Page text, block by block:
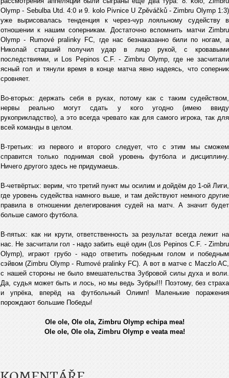
Olymp - Sebulba Utd. 4:0 и 9. kolo Pivnice U Zpěváčků - Zimbru Olymp 1:3)
уже вырисовалась тенденция к через-чур лояльному судейству в
отношении к нашим соперникам. Достаточно вспомнить матчи Zimbru
Olymp - Rumové pralinky FC, где нас безнаказанно били по ногам, а
Николай старший получил удар в лицо рукой, с кровавыми
последствиями, и Los Pepinos C.F. - Zimbru Olymp, где не засчитали
ясный гол и тянули время в конце матча явно надеясь, что соперник
сровняет.
Во-вторых: держать себя в руках, потому как с таким судейством,
нервы реально могут сдать у кого угодно (имею ввиду
рукоприкладство), а это всегда чревато как для самого игрока, так для
всей команды в целом.
В-третьих: из первого и второго следует, что с этим мы сможем
справится только поднимая свой уровень футбола и дисциплину.
Ничего другого здесь не придумаешь.
В-четвёртых: верим, что третий пункт мы осилим и дойдём до 1-ой Лиги,
где уровень судейства намного выше, и там действуют немного другие
правила в отношении делегирования судей на матч. А значит будет
больше самого футбола.
В-пятых: как ни крути, ответственность за результат всегда лежит на
нас. Не засчитали гол - надо забить ещё один (Los Pepinos C.F. - Zimbru
Olymp), играют грубо - надо ответить победным голом и победным
сэйвом (Zimbru Olymp - Rumové pralinky FC). А вот в матче с Maczlo AC,
с нашей стороны не было вмешательства Зубровой силы духа и воли.
Да, судья может быть и лось, но мы ведь Зубры!!! Поэтому, без страха
и упрёка, вперёд на футбольный Олимп! Маленькие поражения
порождают большие Победы!
Ole ole, Ole ola, Zimbru Olymp echipa mea!
Ole ole, Ole ola, Zimbru Olymp e veata mea!